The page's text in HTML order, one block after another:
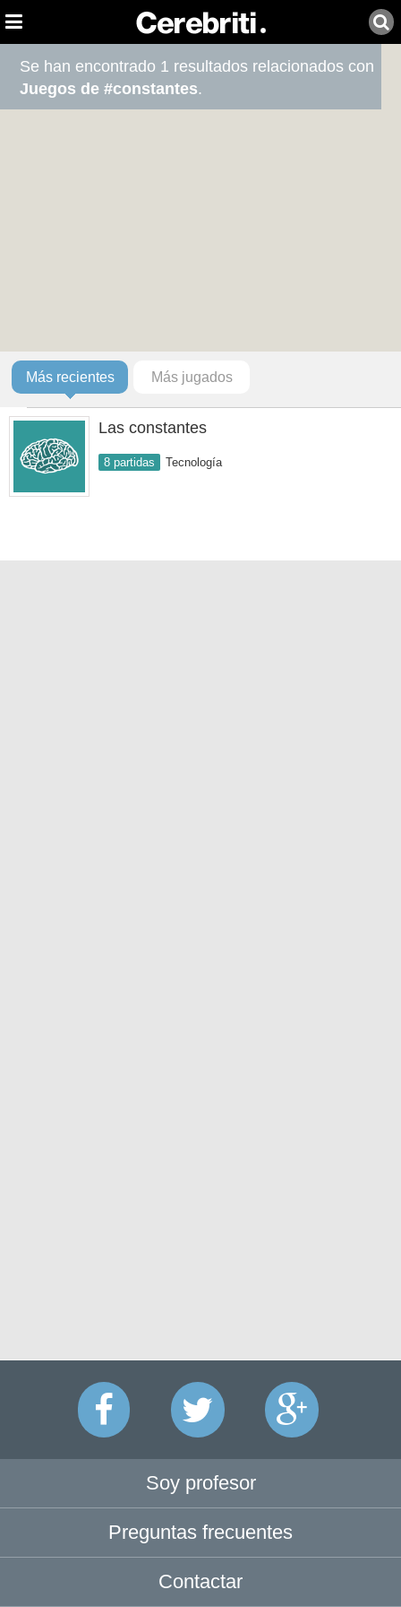
Se han encontrado 1 resultados relacionados con
Juegos de #constantes.
Más recientes Más jugados
Las constantes
8 partidas Tecnología
Soy profesor
Preguntas frecuentes
Contactar